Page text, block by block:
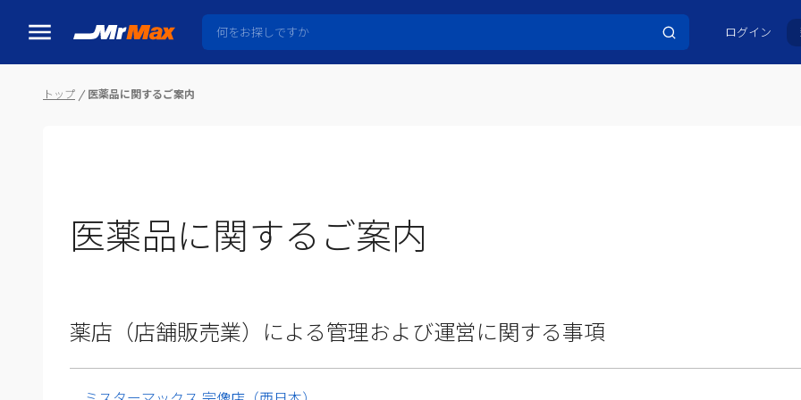
ログイン
トップ 医薬品に関するご案内
医薬品に関するご案内
薬店（店舗販売業）による管理および運営に関する事項